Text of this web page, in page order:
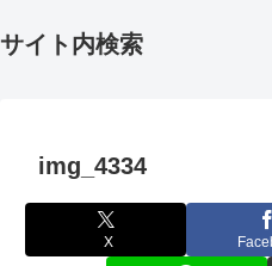
サイト内検索
img_4334
X